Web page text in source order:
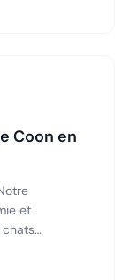
Coon en
et
chats